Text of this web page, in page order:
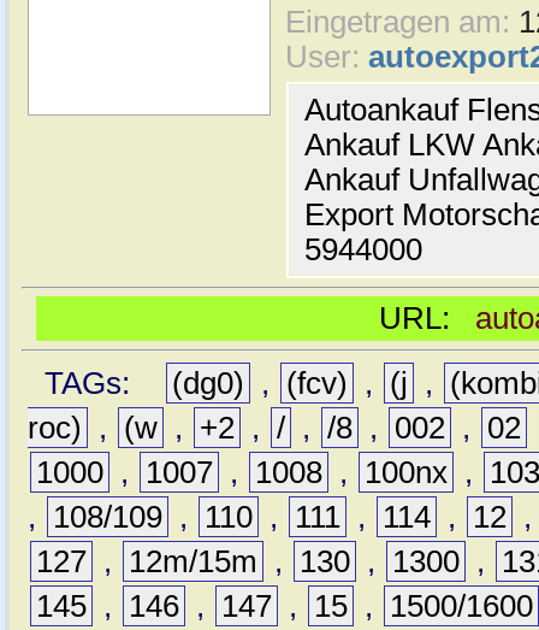
Eingetragen am:
User:
Autoankauf
Ankauf LKW
Ankauf
Export
5944000
URL:
TAGs:
(dg0) , (fcv) , (j ,
roc)
, (w , +2 , / , /8 , 002 , 02
1000 , 1007 , 1008 , 100nx ,
,
108/109 , 110 , 111 , 114 , 12
127 , 12m/15m , 130 , 1300 ,
145 , 146 , 147 , 15 ,
1500/1600